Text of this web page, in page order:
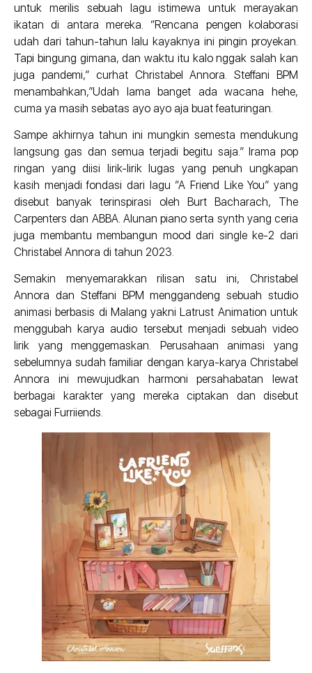
untuk merilis sebuah lagu istimewa untuk merayakan
ikatan di antara mereka. “Rencana pengen kolaborasi
udah dari tahun-tahun lalu kayaknya ini pingin proyekan.
Tapi bingung gimana, dan waktu itu kalo nggak salah kan
juga pandemi,” curhat Christabel Annora. Steffani BPM
menambahkan,”Udah lama banget ada wacana hehe,
cuma ya masih sebatas ayo ayo aja buat featuringan.
Sampe akhirnya tahun ini mungkin semesta mendukung
langsung gas dan semua terjadi begitu saja.” Irama pop
ringan yang diisi lirik-lirik lugas yang penuh ungkapan
kasih menjadi fondasi dari lagu “A Friend Like You” yang
disebut banyak terinspirasi oleh Burt Bacharach, The
Carpenters dan ABBA. Alunan piano serta synth yang ceria
juga membantu membangun mood dari single ke-2 dari
Christabel Annora di tahun 2023.
Semakin menyemarakkan rilisan satu ini, Christabel
Annora dan Steffani BPM menggandeng sebuah studio
animasi berbasis di Malang yakni Latrust Animation untuk
menggubah karya audio tersebut menjadi sebuah video
lirik yang menggemaskan. Perusahaan animasi yang
sebelumnya sudah familiar dengan karya-karya Christabel
Annora ini mewujudkan harmoni persahabatan lewat
berbagai karakter yang mereka ciptakan dan disebut
sebagai Furriiends.